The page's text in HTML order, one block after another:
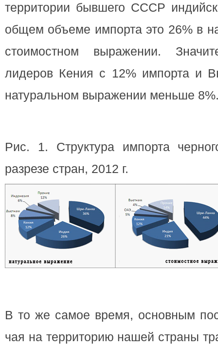
территории бывшего СССР
общем объеме импорта это 26% в
стоимостном выражении.
лидеров Кения с 12% импорта и
натуральном выражении меньше
Рис. 1. Структура импорта
разрезе стран, 2012 г.
В то же самое время, основным
чая на территорию нашей страны